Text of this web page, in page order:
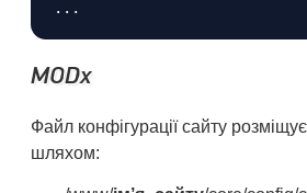
MODx
Файл конфігурації сайту
шляхом: